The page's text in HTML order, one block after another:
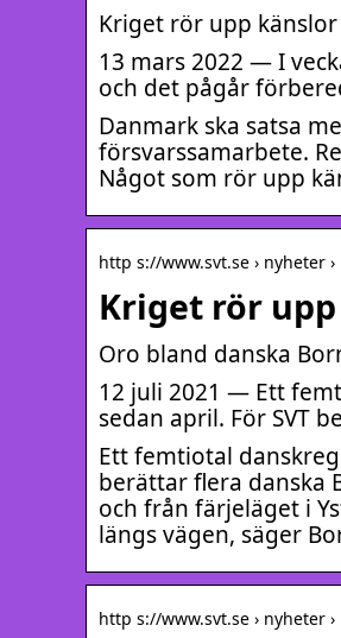
Kriget rör upp
13 mars 2022 — I
och det pågår
Danmark ska satsa
försvarssamarbete.
Något som rör upp
http s://www.svt.se › nyheter
Kriget rör
Oro bland danska
12 juli 2021 — Ett
sedan april. För SVT
Ett femtiotal
berättar flera danska
och från färjeläget i
längs vägen, säger
http s://www.svt.se › nyheter